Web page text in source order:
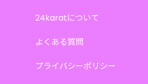
24karatについて
よくある質問
プライバシーポリシー